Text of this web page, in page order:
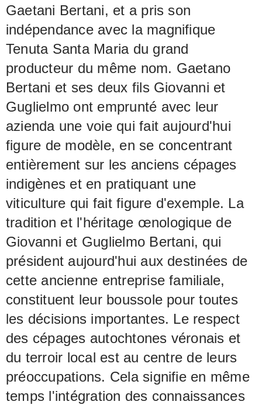
Gaetani Bertani, et a pris son
indépendance avec la magnifique
Tenuta Santa Maria du grand
producteur du même nom. Gaetano
Bertani et ses deux fils Giovanni et
Guglielmo ont emprunté avec leur
azienda une voie qui fait aujourd'hui
figure de modèle, en se concentrant
entièrement sur les anciens cépages
indigènes et en pratiquant une
viticulture qui fait figure d'exemple. La
tradition et l'héritage œnologique de
Giovanni et Guglielmo Bertani, qui
président aujourd'hui aux destinées de
cette ancienne entreprise familiale,
constituent leur boussole pour toutes
les décisions importantes. Le respect
des cépages autochtones véronais et
du terroir local est au centre de leurs
préoccupations. Cela signifie en même
temps l'intégration des connaissances